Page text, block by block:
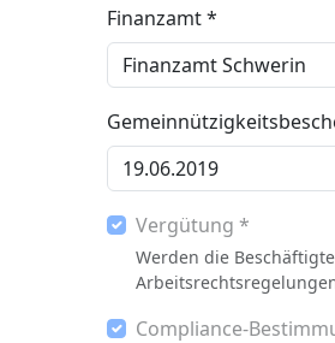
Finanzamt *
Vergütung *
Werden die
Compliance-